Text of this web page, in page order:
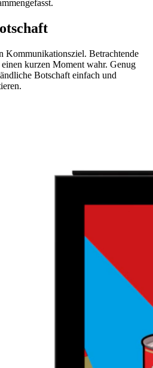
Kommunikationsziel. Betrachtende
kurzen Moment wahr. Genug
Botschaft einfach und